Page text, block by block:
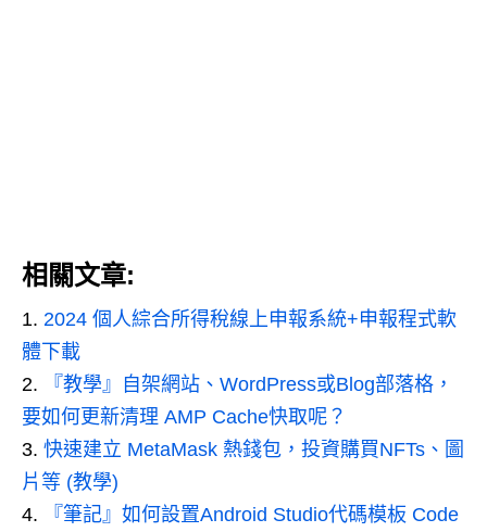
相關文章:
2024 個人綜合所得稅線上申報系統+申報程式軟
體下載
『教學』自架網站、WordPress或Blog部落格，
要如何更新清理 AMP Cache快取呢？
快速建立 MetaMask 熱錢包，投資購買NFTs、圖
片等 (教學)
『筆記』如何設置Android Studio代碼模板 Code